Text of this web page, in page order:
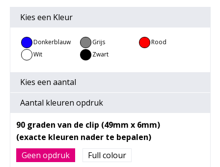
Kies een Kleur
Donkerblauw Grijs
Rood
Wit
Zwart
Kies een aantal
Aantal kleuren opdruk
90 graden van de clip (49mm x 6mm)
Geen opdruk Full colour